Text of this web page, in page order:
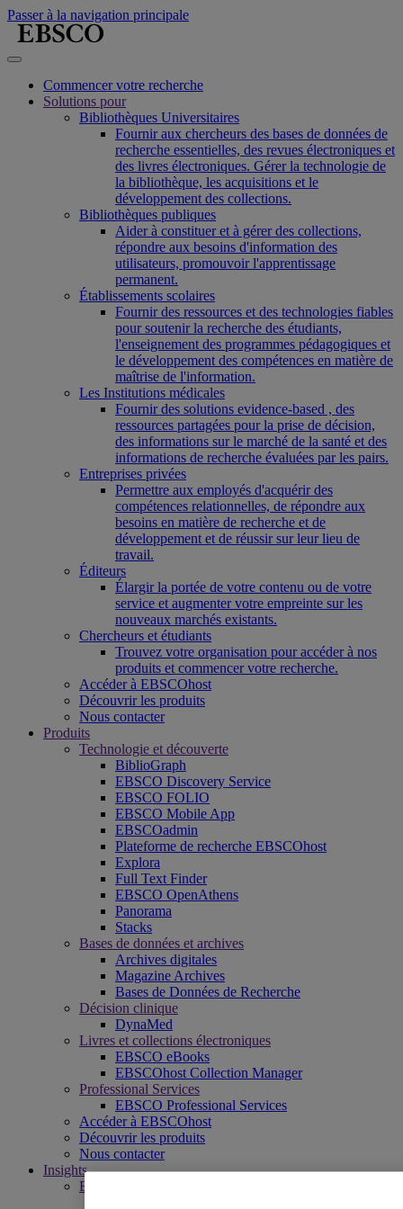
Passer à la navigation principale
Commencer votre recherche
Solutions pour
Bibliothèques Universitaires
Fournir aux chercheurs des bases de données de
recherche essentielles, des revues électroniques et
des livres électroniques. Gérer la technologie de
la bibliothèque, les acquisitions et le
développement des collections.
Bibliothèques publiques
Aider à constituer et à gérer des collections,
répondre aux besoins d'information des
utilisateurs, promouvoir l'apprentissage
permanent.
Établissements scolaires
Fournir des ressources et des technologies fiables
pour soutenir la recherche des étudiants,
l'enseignement des programmes pédagogiques et
le développement des compétences en matière de
maîtrise de l'information.
Les Institutions médicales
Fournir des solutions evidence-based , des
ressources partagées pour la prise de décision,
des informations sur le marché de la santé et des
informations de recherche évaluées par les pairs.
Entreprises privées
Permettre aux employés d'acquérir des
compétences relationnelles, de répondre aux
besoins en matière de recherche et de
développement et de réussir sur leur lieu de
travail.
Éditeurs
Élargir la portée de votre contenu ou de votre
service et augmenter votre empreinte sur les
nouveaux marchés existants.
Chercheurs et étudiants
Trouvez votre organisation pour accéder à nos
produits et commencer votre recherche.
Accéder à EBSCOhost
Découvrir les produits
Nous contacter
Produits
Technologie et découverte
BiblioGraph
EBSCO Discovery Service
EBSCO FOLIO
EBSCO Mobile App
EBSCOadmin
Plateforme de recherche EBSCOhost
Explora
Full Text Finder
EBSCO OpenAthens
Panorama
Stacks
Bases de données et archives
Archives digitales
Magazine Archives
Bases de Données de Recherche
Décision clinique
DynaMed
Livres et collections électroniques
EBSCO eBooks
EBSCOhost Collection Manager
Professional Services
EBSCO Professional Services
Accéder à EBSCOhost
Découvrir les produits
Nous contacter
Insights
Explorer le contenu